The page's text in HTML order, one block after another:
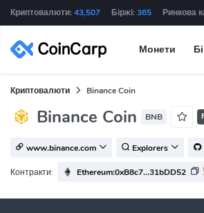
Криптовалюти: 43,507 Біржі: 365 Ринкова
Монети
Криптовалюти Binance Coin
Binance Coin BNB
www.binance.com Explorers
Контракти: Ethereum:0xB8c7...31bDD52